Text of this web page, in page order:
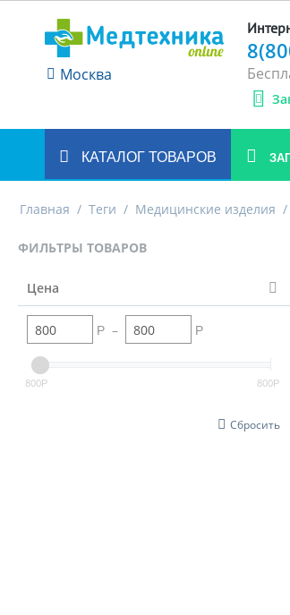
Москва
КАТАЛОГ ТОВАРОВ
Главная / Теги / Медицинские изделия /
ФИЛЬТРЫ ТОВАРОВ
Цена
Р – Р
800Р 800Р
Сбросить